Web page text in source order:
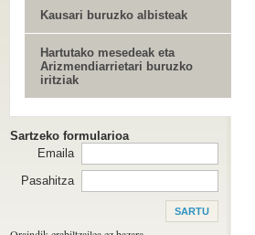
Kausari buruzko albisteak
Hartutako mesedeak eta
Arizmendiarrietari buruzko
iritziak
Sartzeko formularioa
Emaila
Pasahitza